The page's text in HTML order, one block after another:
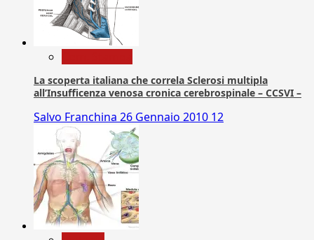
La scoperta italiana che correla Sclerosi multipla
all’Insufficenza venosa cronica cerebrospinale – CCSVI –
Salvo Franchina 26 Gennaio 2010 12